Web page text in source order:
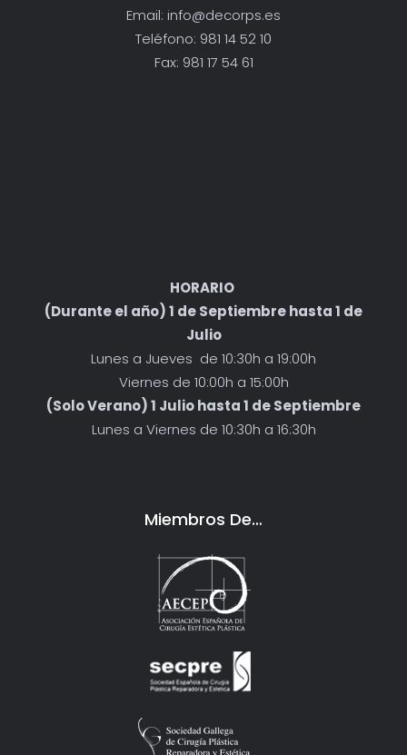
Email: info@decorps.es
Teléfono: 981 14 52 10
Fax: 981 17 54 61
HORARIO
(Durante el año) 1 de Septiembre hasta 1 de
Julio
Lunes a Jueves de 10:30h a 19:00h
Viernes de 10:00h a 15:00h
(Solo Verano) 1 Julio hasta 1 de Septiembre
Lunes a Viernes de 10:30h a 16:30h
Miembros De…